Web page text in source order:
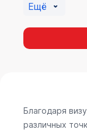
местах
покупателя в
Indoor
Ещё
Благодаря
различных